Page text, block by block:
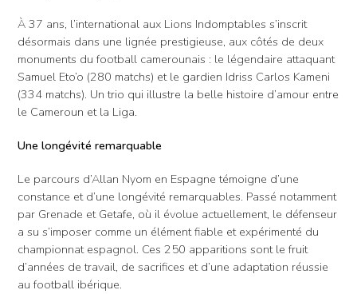
À 37 ans, l’international aux Lions Indomptables s’inscrit
désormais dans une lignée prestigieuse, aux côtés de deux
monuments du football camerounais : le légendaire attaquant
Samuel Eto’o (280 matchs) et le gardien Idriss Carlos Kameni
(334 matchs). Un trio qui illustre la belle histoire d’amour entre
le Cameroun et la Liga.
Une longévité remarquable
Le parcours d’Allan Nyom en Espagne témoigne d’une
constance et d’une longévité remarquables. Passé notamment
par Grenade et Getafe, où il évolue actuellement, le défenseur
a su s’imposer comme un élément fiable et expérimenté du
championnat espagnol. Ces 250 apparitions sont le fruit
d’années de travail, de sacrifices et d’une adaptation réussie
au football ibérique.